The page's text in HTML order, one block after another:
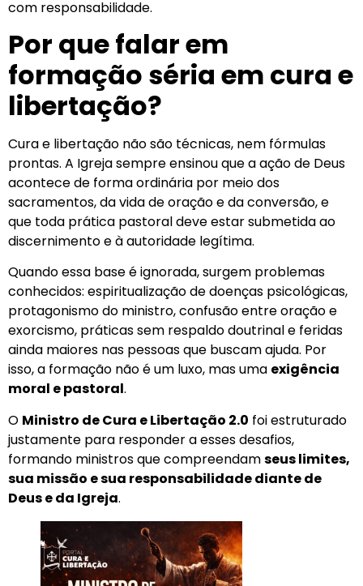
com responsabilidade.
Por que falar em
formação séria em cura e
libertação?
Cura e libertação não são técnicas, nem fórmulas
prontas. A Igreja sempre ensinou que a ação de Deus
acontece de forma ordinária por meio dos
sacramentos, da vida de oração e da conversão, e
que toda prática pastoral deve estar submetida ao
discernimento e à autoridade legítima.
Quando essa base é ignorada, surgem problemas
conhecidos: espiritualização de doenças psicológicas,
protagonismo do ministro, confusão entre oração e
exorcismo, práticas sem respaldo doutrinal e feridas
ainda maiores nas pessoas que buscam ajuda. Por
isso, a formação não é um luxo, mas uma exigência
moral e pastoral.
O Ministro de Cura e Libertação 2.0 foi estruturado
justamente para responder a esses desafios,
formando ministros que compreendamseus limites,
sua missão e sua responsabilidade diante de
Deus e da Igreja.